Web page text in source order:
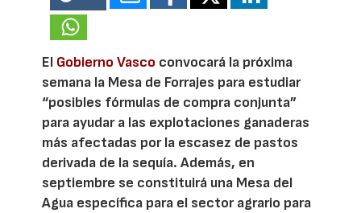
El Gobierno Vasco convocará la próxima
semana la Mesa de Forrajes para estudiar
“posibles fórmulas de compra conjunta”
para ayudar a las explotaciones ganaderas
más afectadas por la escasez de pastos
derivada de la sequía. Además, en
septiembre se constituirá una Mesa del
Agua específica para el sector agrario para